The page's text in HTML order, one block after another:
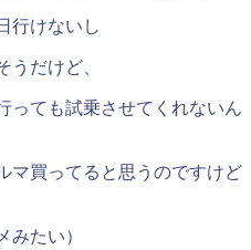
行けないし
うだけど、
っても試乗させてくれないん
マ買ってると思うのですけど
みたい）